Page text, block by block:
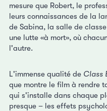
mesure que Robert, le
leurs connaissances de la
de Sabina, la salle de
une lutte «à mort», où
l'autre.
L'immense qualité de Class
que montre le film à rendre
qui s'installe dans chaque
presque – les effets